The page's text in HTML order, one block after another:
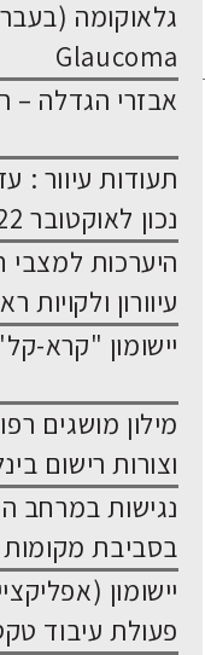
גלאוקומה
Glaucoma
אבזרי הגדלה –
תעודות עיוור :
נכון לאוקטובר 2022
היערכות למצבי
עיוורון ולקויות
יישומון "קרא-
מילון מושגים
וצורות רישום
נגישות במרחב
בסביבת
פעולת עיבוד